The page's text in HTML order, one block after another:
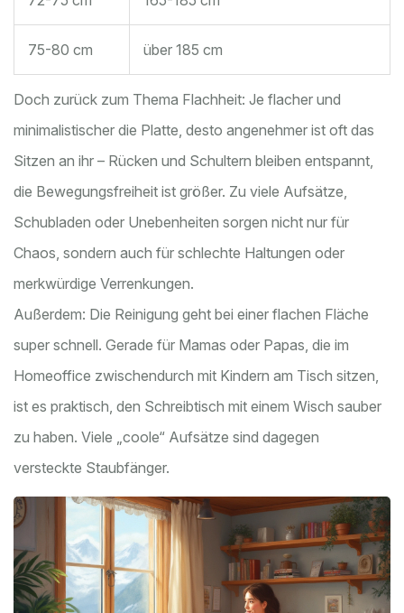
75-80 cm über 185 cm
Doch zurück zum Thema Flachheit: Je flacher und
minimalistischer die Platte, desto angenehmer ist oft das
Sitzen an ihr – Rücken und Schultern bleiben entspannt,
die Bewegungsfreiheit ist größer. Zu viele Aufsätze,
Schubladen oder Unebenheiten sorgen nicht nur für
Chaos, sondern auch für schlechte Haltungen oder
merkwürdige Verrenkungen.
Außerdem: Die Reinigung geht bei einer flachen Fläche
super schnell. Gerade für Mamas oder Papas, die im
Homeoffice zwischendurch mit Kindern am Tisch sitzen,
ist es praktisch, den Schreibtisch mit einem Wisch sauber
zu haben. Viele „coole“ Aufsätze sind dagegen
versteckte Staubfänger.